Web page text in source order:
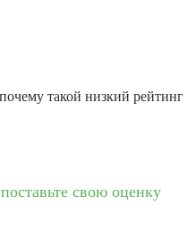
такой низкий рейтинг
свою оценку